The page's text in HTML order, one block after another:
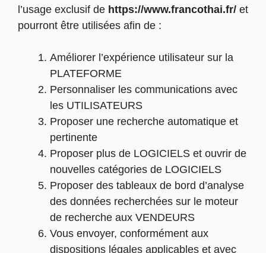
l’usage exclusif de https://www.francothai.fr/ et
pourront être utilisées afin de :
Améliorer l’expérience utilisateur sur la
PLATEFORME
Personnaliser les communications avec
les UTILISATEURS
Proposer une recherche automatique et
pertinente
Proposer plus de LOGICIELS et ouvrir de
nouvelles catégories de LOGICIELS
Proposer des tableaux de bord d’analyse
des données recherchées sur le moteur
de recherche aux VENDEURS
Vous envoyer, conformément aux
dispositions légales applicables et avec